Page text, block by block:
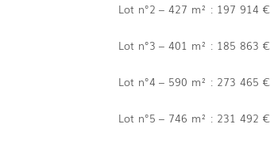
Lot n°2 – 427 m² : 197 914 €
Lot n°3 – 401 m² : 185 863 €
Lot n°4 – 590 m² : 273 465 €
Lot n°5 – 746 m² : 231 492 €